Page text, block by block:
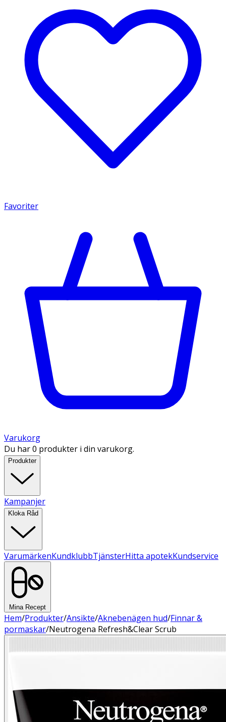
Favoriter
Varukorg
Du har 0 produkter i din varukorg.
Produkter
Kampanjer
Kloka Råd
VarumärkenKundklubbTjänsterHitta apotekKundservice
Mina Recept
Hem/Produkter/Ansikte/Aknebenägen hud/Finnar &
pormaskar/Neutrogena Refresh&Clear Scrub